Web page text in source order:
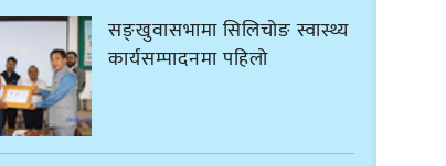
सङ्खुवासभामा सिलिचोङ स्वास्थ्य
कार्यसम्पादनमा पहिलो